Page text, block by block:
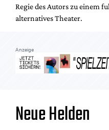
Regie des Autors zu einem
alternatives Theater.
Anzeige
Neue Helden